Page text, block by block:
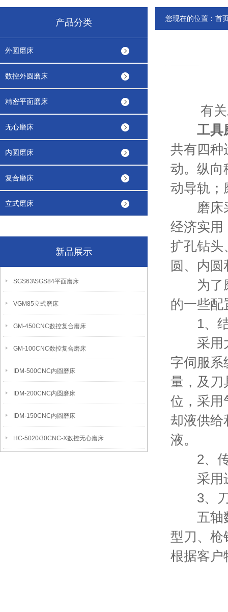
产品分类
外圆磨床
数控外圆磨床
精密平面磨床
无心磨床
内圆磨床
复合磨床
立式磨床
新品展示
SGS63\SGS84平面磨床
VGM85立式磨床
GM-450CNC数控复合磨床
GM-100CNC数控复合磨床
IDM-500CNC内圆磨床
IDM-200CNC内圆磨床
IDM-150CNC内圆磨床
HC-5020/30CNC-X数控无心磨床
您现在的位置： 首
有关工
工具
共有四种
动。纵向
动导轨；
磨床采
经济实用
扩孔钻头
圆、内
为了磨
的一些配
1、结
采用大
字伺服系
量，及刀
位，采用
却液供给
液。
2、传
采用进
3、刀
五轴数
型刀、枪
根据客户